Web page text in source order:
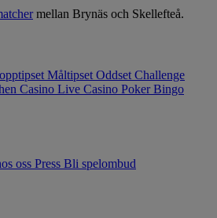
mellan Brynäs och Skellefteå.
Måltipset Oddset Challenge
Casino Live Casino PokerBingo
oss Press Bli spelombud